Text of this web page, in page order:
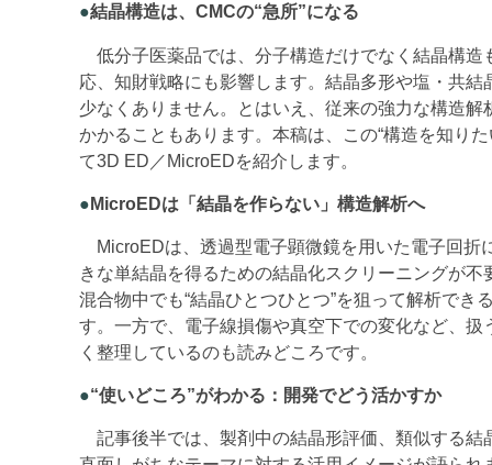
●結晶構造は、CMCの“急所”になる
低分子医薬品では、分子構造だけでなく結晶構
応、知財戦略にも影響します。結晶多形や塩・共
少なくありません。とはいえ、従来の強力な構造
かかることもあります。本稿は、この“構造を知り
て3D ED／MicroEDを紹介します。
● MicroEDは「結晶を作らない」構造解析へ
MicroEDは、透過型電子顕微鏡を用いた電子回
きな単結晶を得るための結晶化スクリーニングが
混合物中でも“結晶ひとつひとつ”を狙って解析で
す。一方で、電子線損傷や真空下での変化など、
く整理しているのも読みどころです。
●“使いどころ”がわかる：開発でどう活かすか
記事後半では、製剤中の結晶形評価、類似する